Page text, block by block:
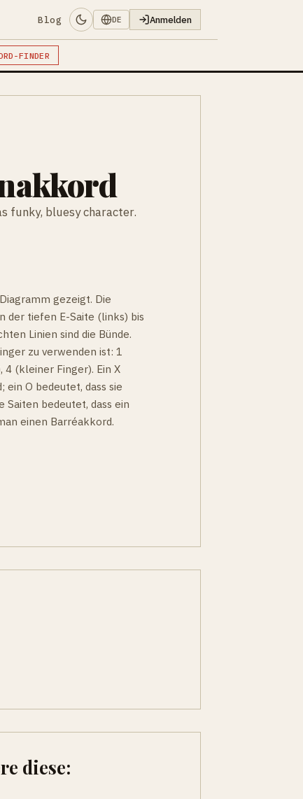
Blog DE Anmelden
FINDER
funky, bluesy character.
gezeigt. Die
der tiefen E-Saite (links) bis
Linien sind die Bünde.
zu verwenden ist: 1
(kleiner Finger). Ein X
ein O bedeutet, dass sie
bedeutet, dass ein
einen Barréakkord.
diese: